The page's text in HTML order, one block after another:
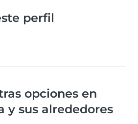
perfil
opciones en
y sus alrededores